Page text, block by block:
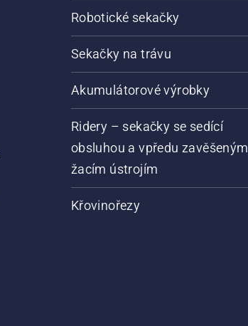
Robotické sekačky
Sekačky na trávu
Akumulátorové výrobky
Ridery – sekačky se sedící
obsluhou a vpředu zavěšeným
žacím ústrojím
Křovinořezy